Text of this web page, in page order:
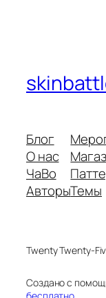
Блог
О нас
ЧаВо
АвторыТемы
Twenty Twenty-
Создано с